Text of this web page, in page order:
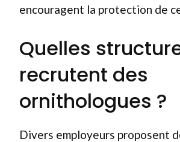
encouragent la protection de
Quelles
recrutent des
ornithologues ?
Divers employeurs proposent